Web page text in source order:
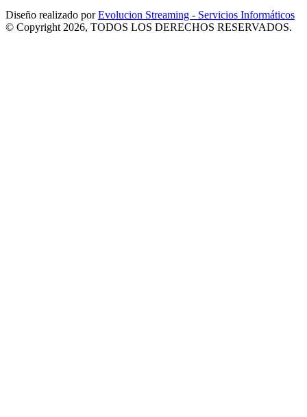
Diseño realizado porEvolucion Streaming - Servicios Informáticos
© Copyright 2026, TODOS LOS DERECHOS RESERVADOS.